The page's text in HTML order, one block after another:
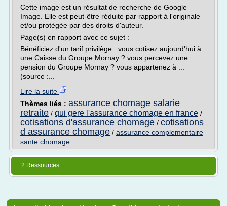
Cette image est un résultat de recherche de Google
Image. Elle est peut-être réduite par rapport à l'originale
et/ou protégée par des droits d'auteur.
Page(s) en rapport avec ce sujet :
Bénéficiez d'un tarif privilège : vous cotisez aujourd'hui à
une Caisse du Groupe Mornay ? vous percevez une
pension du Groupe Mornay ? vous appartenez à ...
(source :...
Lire la suite
Thèmes liés : assurance chomage salarie
retraite / qui gere l'assurance chomage en france /
cotisations d'assurance chomage / cotisations
d assurance chomage / assurance complementaire
sante chomage
2 Ressources